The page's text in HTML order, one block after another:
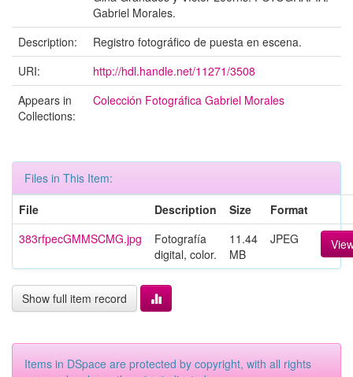
Gabriel Morales.
Description:
Registro fotográfico de puesta en escena.
URI:
http://hdl.handle.net/11271/3508
Appears in
Collections:
Colección Fotográfica Gabriel Morales
Files in This Item:
File
Description Size
Format
383rfpecGMMSCMG.jpg
Fotografía
digital, color.
11.44
MB
JPEG
Show full item record
Items in DSpace are protected by copyright, with all rights